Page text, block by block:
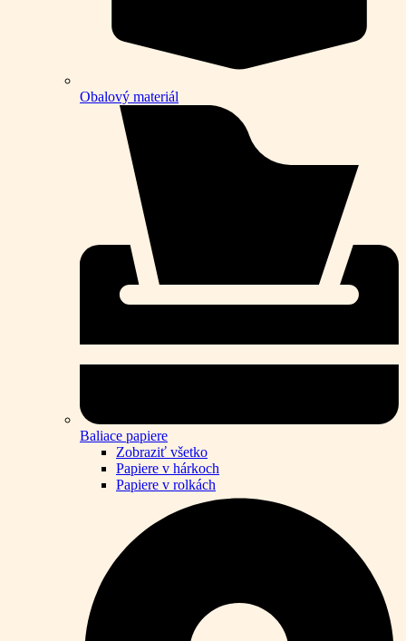
Obalový materiál
Baliace papiere
Zobraziť všetko
Papiere v hárkoch
Papiere v rolkách